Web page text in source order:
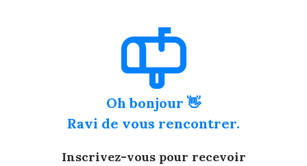
Oh bonjour 👋
Ravi de vous rencontrer.
Inscrivez-vous pour recevoir